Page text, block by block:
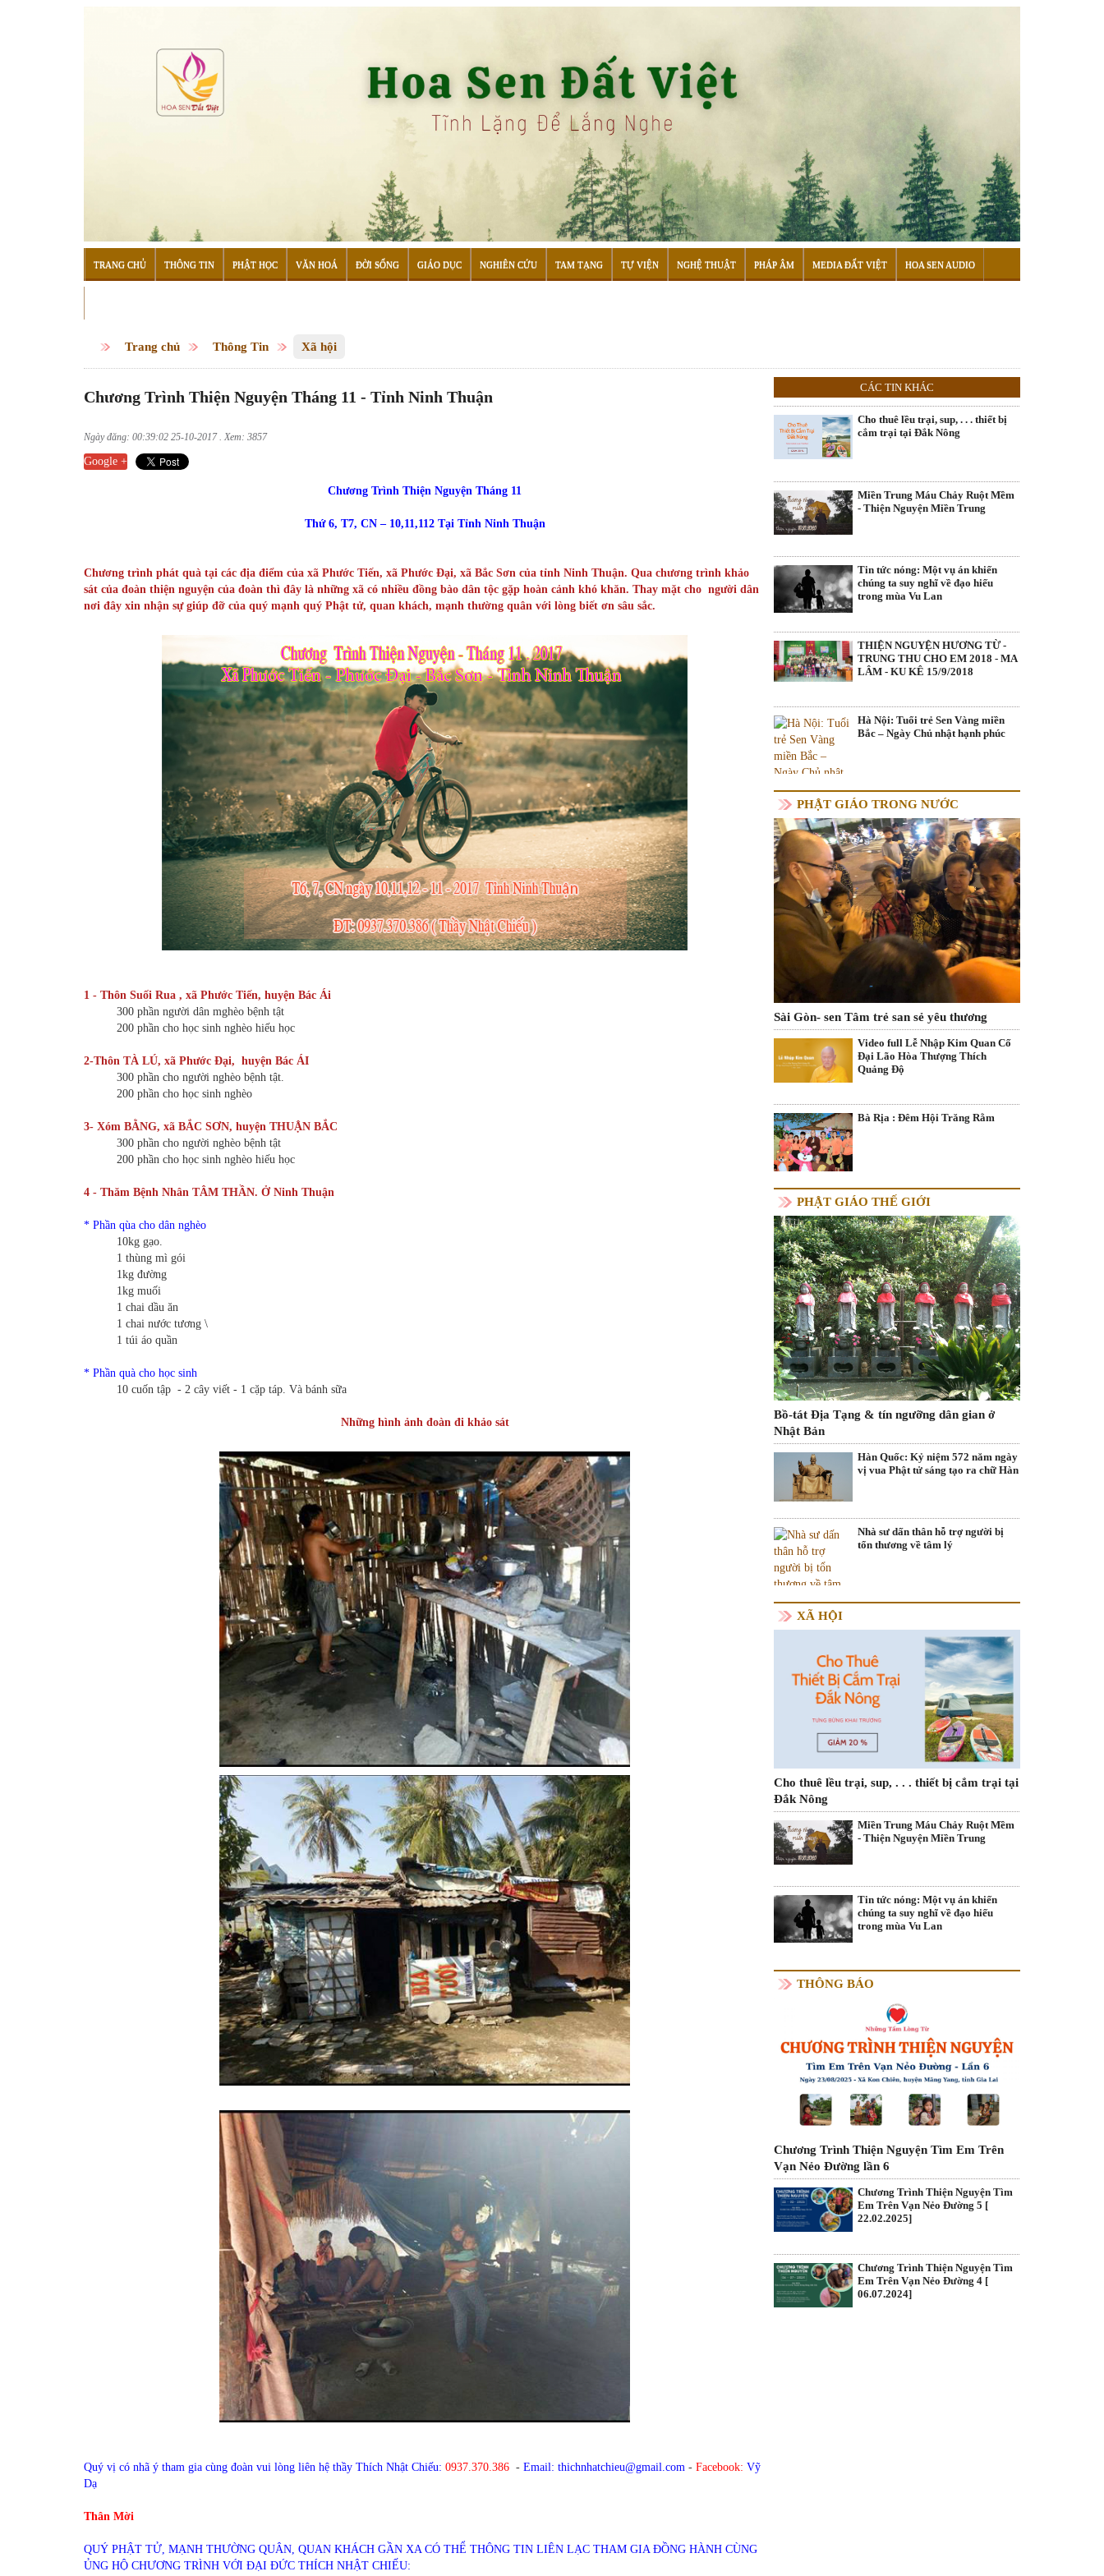
TRANG CHỦ THÔNG TIN PHẬT HỌC VĂN HOÁ ĐỜI SỐNG GIÁO DỤC NGHIÊN CỨU TAM TẠNG TỰ VIỆN NGHỆ THUẬT PHÁP ÂM MEDIA ĐẤT VIỆT HOA SEN AUDIO
Trang chủ Thông Tin Xã hội
Chương Trình Thiện Nguyện Tháng 11 - Tỉnh Ninh Thuận
Ngày đăng: 00:39:02 25-10-2017 . Xem: 3857
Google +
Chương Trình Thiện Nguyện Tháng 11
Thứ 6, T7, CN – 10,11,112 Tại Tỉnh Ninh Thuận
Chương trình phát quà tại các địa điểm của xã Phước Tiến, xã Phước Đại, xã Bắc Sơn của tỉnh Ninh Thuận. Qua chương trình khảo
sát của đoàn thiện nguyện của đoàn thì đây là những xã có nhiều đồng bào dân tộc gặp hoàn cảnh khó khăn. Thay mặt cho người dân
nơi đây xin nhận sự giúp đỡ của quý mạnh quý Phật tử, quan khách, mạnh thường quân với lòng biết ơn sâu sắc.
1 - Thôn Suối Rua , xã Phước Tiến, huyện Bác Ái
300 phần người dân mghèo bệnh tật
200 phần cho học sinh nghèo hiếu học
2-Thôn TÀ LÚ, xã Phước Đại, huyện Bác ÁI
300 phần cho người nghèo bệnh tật.
200 phần cho học sinh nghèo
3- Xóm BẰNG, xã BẮC SƠN, huyện THUẬN BẮC
300 phần cho người nghèo bệnh tật
200 phần cho học sinh nghèo hiếu học
4 - Thăm Bệnh Nhân TÂM THẦN. Ở Ninh Thuận
* Phần qùa cho dân nghèo
10kg gạo.
1 thùng mì gói
1kg đường
1kg muối
1 chai dầu ăn
1 chai nước tương \
1 túi áo quần
* Phần quà cho học sinh
10 cuốn tập - 2 cây viết - 1 cặp táp. Và bánh sữa
Những hình ảnh đoàn đi khảo sát
Quý vị có nhã ý tham gia cùng đoàn vui lòng liên hệ thầy Thích Nhật Chiếu: 0937.370.386 - Email: thichnhatchieu@gmail.com - Facebook: Vỹ
Dạ
Thân Mời
QUÝ PHẬT TỬ, MẠNH THƯỜNG QUÂN, QUAN KHÁCH GẦN XA CÓ THỂ THÔNG TIN LIÊN LẠC THAM GIA ĐỒNG HÀNH CÙNG
ỦNG HỘ CHƯƠNG TRÌNH VỚI ĐẠI ĐỨC THÍCH NHẬT CHIẾU:
CÁC TIN KHÁC
Cho thuê lều trại, sup, . . . thiết bị
cắm trại tại Đắk Nông
Miền Trung Máu Chảy Ruột Mềm
- Thiện Nguyện Miền Trung
Tin tức nóng: Một vụ án khiến
chúng ta suy nghĩ về đạo hiếu
trong mùa Vu Lan
THIỆN NGUYỆN HƯƠNG TỪ -
TRUNG THU CHO EM 2018 - MA
LÂM - KU KÊ 15/9/2018
Hà Nội: Tuổi trẻ Sen Vàng miền
Bắc – Ngày Chủ nhật hạnh phúc
PHẬT GIÁO TRONG NƯỚC
Sài Gòn- sen Tâm trẻ san sẻ yêu thương
Video full Lễ Nhập Kim Quan Cố
Đại Lão Hòa Thượng Thích
Quảng Độ
Bà Rịa : Đêm Hội Trăng Rằm
PHẬT GIÁO THẾ GIỚI
Bồ-tát Địa Tạng & tín ngưỡng dân gian ở
Nhật Bản
Hàn Quốc: Kỷ niệm 572 năm ngày
vị vua Phật tử sáng tạo ra chữ Hàn
Nhà sư dấn thân hỗ trợ người bị
tổn thương về tâm lý
XÃ HỘI
Cho thuê lều trại, sup, . . . thiết bị cắm trại tại
Đắk Nông
Miền Trung Máu Chảy Ruột Mềm
- Thiện Nguyện Miền Trung
Tin tức nóng: Một vụ án khiến
chúng ta suy nghĩ về đạo hiếu
trong mùa Vu Lan
THÔNG BÁO
Chương Trình Thiện Nguyện Tìm Em Trên
Vạn Nẻo Đường lần 6
Chương Trình Thiện Nguyện Tìm
Em Trên Vạn Nẻo Đường 5 [
22.02.2025]
Chương Trình Thiện Nguyện Tìm
Em Trên Vạn Nẻo Đường 4 [
06.07.2024]